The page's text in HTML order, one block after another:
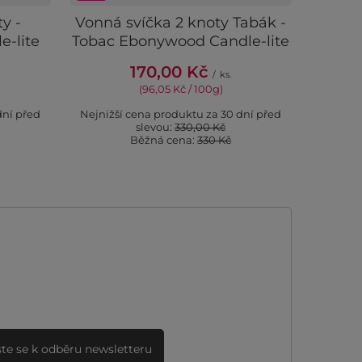
-
lite
před
Vonná svíčka 2 knoty Tabák -
Tobac Ebonywood Candle-lite
170,00 Kč / ks.
(96,05 Kč / 100g)
Nejnižší cena produktu za 30 dní před
slevou:330,00 Kč
Běžná cena:330 Kč
se k odběru newsletteru